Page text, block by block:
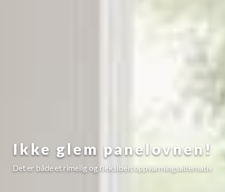
Ikke glem panelovnen!
Det er både et rimelig og fleksibelt oppvarmingsalternativ